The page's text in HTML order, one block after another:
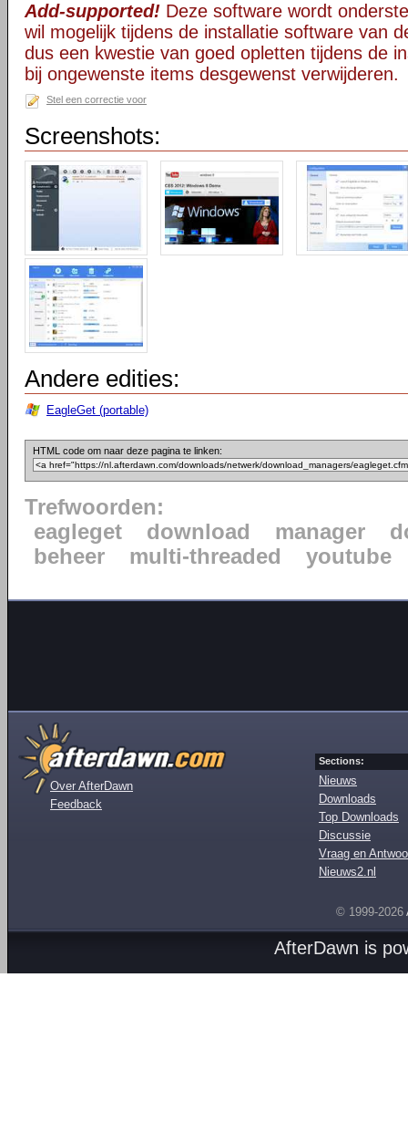
Add-supported! Deze software wordt
wil mogelijk tijdens de installatie software van
dus een kwestie van goed opletten tijdens de
bij ongewenste items desgewenst verwijderen.
Stel een correctie voor
Screenshots:
Andere edities:
EagleGet (portable)
HTML code om naar deze pagina te linken:
Trefwoorden:
eagleget
download manager
beheer
multi-threaded youtube
Over AfterDawn
Feedback
Sections:
Nieuws
Downloads
Top Downloads
Discussie
Vraag en
Nieuws2.nl
© 1999-2026
AfterDawn is